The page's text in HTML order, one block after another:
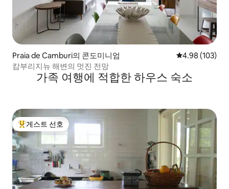
Praia de Camburi의 콘도미니엄 평점 4.98점(5
4.98 (103)
캄부리지뉴 해변의 멋진 전망
가족 여행에 적합한 하우스 숙소
상위 게스트 선호
게스트 선호